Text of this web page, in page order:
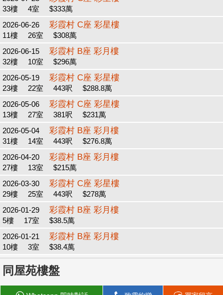
33樓 4室
$333萬
2026-06-26
彩霞村 C座 彩星樓
11樓 26室
$308萬
2026-06-15
彩霞村 B座 彩月樓
32樓 10室
$296萬
2026-05-19
彩霞村 C座 彩星樓
23樓 22室 443呎
$288.8萬
2026-05-06
彩霞村 C座 彩星樓
13樓 27室 381呎
$231萬
2026-05-04
彩霞村 B座 彩月樓
31樓 14室 443呎
$276.8萬
2026-04-20
彩霞村 B座 彩月樓
27樓 13室
$215萬
2026-03-30
彩霞村 C座 彩星樓
29樓 25室 443呎
$278萬
2026-01-29
彩霞村 B座 彩月樓
5樓 17室
$38.5萬
2026-01-21
彩霞村 B座 彩月樓
10樓 3室 $38.4萬
同屋苑樓盤